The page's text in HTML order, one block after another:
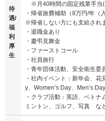
待
遇/
福
利
厚
生
※月40時間の固定残業手当
・帰省旅費補助（8万円/年（
※帰省しない方にも支給され
・退職金あり
・慶弔見舞金
・ファーストコール
・社員旅行
・青年団体活動、安全衛生委
・社内イベント：新年会、
y、Women’s Day、Men’s
・クラブ活動：英語、ベト
ミントン、ゴルフ、写真 な